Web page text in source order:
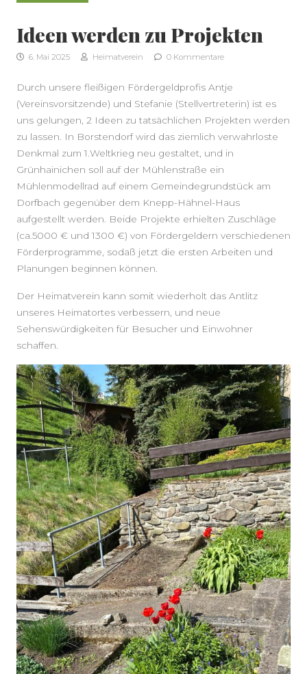
Ideen werden zu Projekten
6. Mai 2025 Heimatverein 0 Kommentare
Durch unsere fleißigen Fördergeldprofis Antje
(Vereinsvorsitzende) und Stefanie (Stellvertreterin) ist es
uns gelungen, 2 Ideen zu tatsächlichen Projekten werden
zu lassen. In Borstendorf wird das ziemlich verwahrloste
Denkmal zum 1.Weltkrieg neu gestaltet, und in
Grünhainichen soll auf der Mühlenstraße ein
Mühlenmodellrad auf einem Gemeindegrundstück am
Dorfbach gegenüber dem Knepp-Hähnel-Haus
aufgestellt werden. Beide Projekte erhielten Zuschläge
(ca.5000 € und 1300 €) von Fördergeldern verschiedenen
Förderprogramme, sodaß jetzt die ersten Arbeiten und
Planungen beginnen können.
Der Heimatverein kann somit wiederholt das Antlitz
unseres Heimatortes verbessern, und neue
Sehenswürdigkeiten für Besucher und Einwohner
schaffen.
SEITENLEISTE